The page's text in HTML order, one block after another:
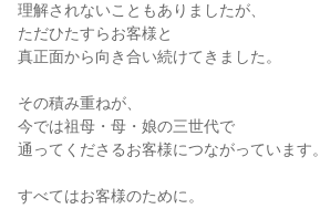
理解されないこともありましたが、
ただひたすらお客様と
真正面から向き合い続けてきました。
その積み重ねが、
今では祖母・母・娘の三世代で
通ってくださるお客様につながっています。
すべてはお客様のために。